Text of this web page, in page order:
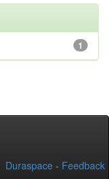
1
Duraspace - Feedback